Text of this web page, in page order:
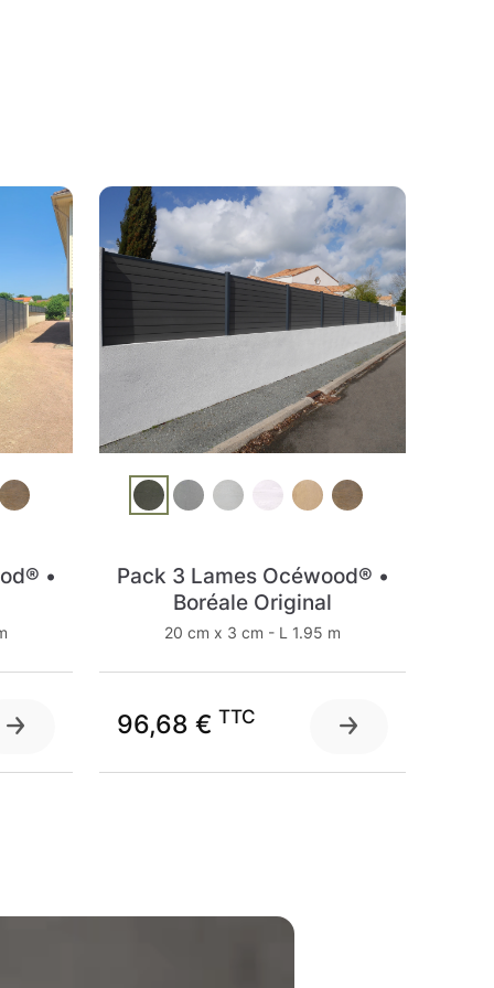
•
Pack 3 Lames Océwood® •
Boréale Original
20 cm x 3 cm - L 1.95 m
96,68 € TTC